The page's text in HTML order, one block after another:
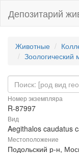
Депозитарий
Животные
Зоологический
Номер экземпляра
R-87997
Вид
Aegithalos caudatus
Местоположение
Подольский р-н,